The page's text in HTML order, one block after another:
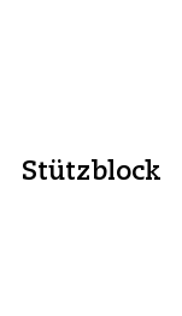
Stützblock